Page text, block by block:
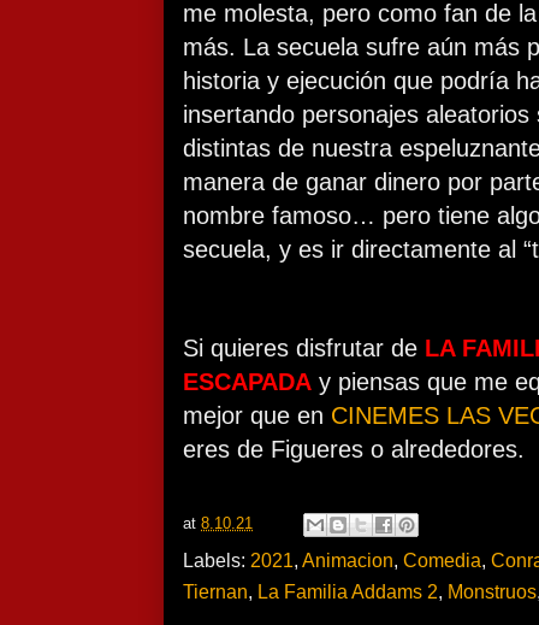
me molesta, pero como fan de
más. La secuela sufre aún más
historia y ejecución que podría
insertando personajes
distintas de nuestra
manera de ganar dinero por
nombre famoso… pero tiene
secuela, y es ir directamente al
Si quieres disfrutar de LA
ESCAPADA y piensas que me
mejor que en CINEMES LAS
eres de Figueres o alrededores.
at 8.10.21
Labels: 2021, Animacion, Comedia,
Tiernan, La Familia Addams 2, Monstruos